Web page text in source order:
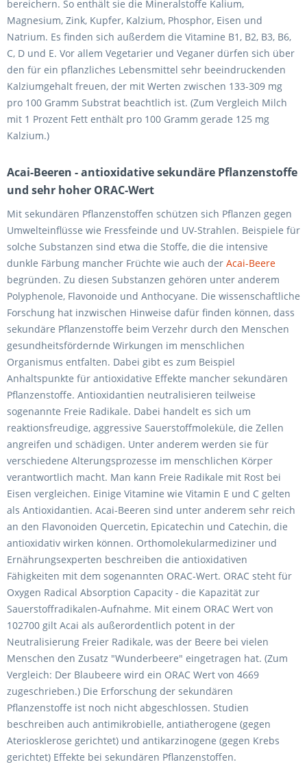
bereichern. So enthält sie die Mineralstoffe Kalium,
Magnesium, Zink, Kupfer, Kalzium, Phosphor, Eisen und
Natrium. Es finden sich außerdem die Vitamine B1, B2, B3, B6,
C, D und E. Vor allem Vegetarier und Veganer dürfen sich über
den für ein pflanzliches Lebensmittel sehr beeindruckenden
Kalziumgehalt freuen, der mit Werten zwischen 133-309 mg
pro 100 Gramm Substrat beachtlich ist. (Zum Vergleich Milch
mit 1 Prozent Fett enthält pro 100 Gramm gerade 125 mg
Kalzium.)
Acai-Beeren - antioxidative sekundäre Pflanzenstoffe
und sehr hoher ORAC-Wert
Mit sekundären Pflanzenstoffen schützen sich Pflanzen gegen
Umwelteinflüsse wie Fressfeinde und UV-Strahlen. Beispiele für
solche Substanzen sind etwa die Stoffe, die die intensive
dunkle Färbung mancher Früchte wie auch der Acai-Beere
begründen. Zu diesen Substanzen gehören unter anderem
Polyphenole, Flavonoide und Anthocyane. Die wissenschaftliche
Forschung hat inzwischen Hinweise dafür finden können, dass
sekundäre Pflanzenstoffe beim Verzehr durch den Menschen
gesundheitsfördernde Wirkungen im menschlichen
Organismus entfalten. Dabei gibt es zum Beispiel
Anhaltspunkte für antioxidative Effekte mancher sekundären
Pflanzenstoffe. Antioxidantien neutralisieren teilweise
sogenannte Freie Radikale. Dabei handelt es sich um
reaktionsfreudige, aggressive Sauerstoffmoleküle, die Zellen
angreifen und schädigen. Unter anderem werden sie für
verschiedene Alterungsprozesse im menschlichen Körper
verantwortlich macht. Man kann Freie Radikale mit Rost bei
Eisen vergleichen. Einige Vitamine wie Vitamin E und C gelten
als Antioxidantien. Acai-Beeren sind unter anderem sehr reich
an den Flavonoiden Quercetin, Epicatechin und Catechin, die
antioxidativ wirken können. Orthomolekularmediziner und
Ernährungsexperten beschreiben die antioxidativen
Fähigkeiten mit dem sogenannten ORAC-Wert. ORAC steht für
Oxygen Radical Absorption Capacity - die Kapazität zur
Sauerstoffradikalen-Aufnahme. Mit einem ORAC Wert von
102700 gilt Acai als außerordentlich potent in der
Neutralisierung Freier Radikale, was der Beere bei vielen
Menschen den Zusatz "Wunderbeere" eingetragen hat. (Zum
Vergleich: Der Blaubeere wird ein ORAC Wert von 4669
zugeschrieben.) Die Erforschung der sekundären
Pflanzenstoffe ist noch nicht abgeschlossen. Studien
beschreiben auch antimikrobielle, antiatherogene (gegen
Ateriosklerose gerichtet) und antikarzinogene (gegen Krebs
gerichtet) Effekte bei sekundären Pflanzenstoffen.